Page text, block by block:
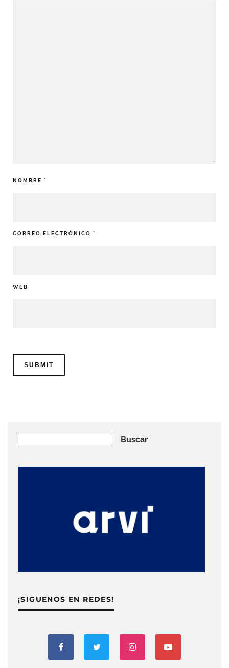
NOMBRE *
CORREO ELECTRÓNICO *
WEB
Buscar
¡SIGUENOS EN REDES!